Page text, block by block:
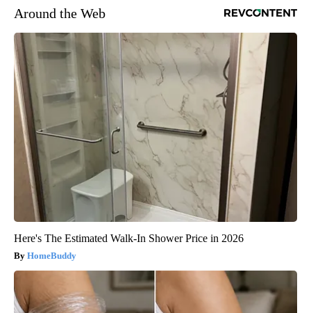
Around the Web
Here's The Estimated Walk-In Shower Price in 2026
HomeBuddy